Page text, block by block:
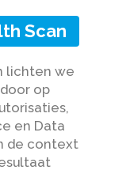
Scan
lichten we
op
en Data
de context